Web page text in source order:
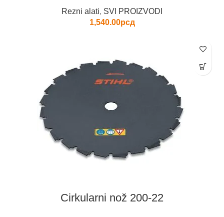
Rezni alati, SVI PROIZVODI
1,540.00рсд
Cirkularni nož 200-22